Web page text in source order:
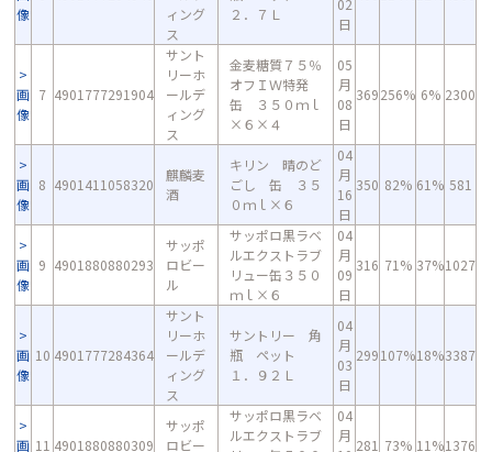
像
ィング
ス
２．７Ｌ
02
日
画
像
7 4901777291904
サント
リーホ
ールデ
ィング
ス
金麦糖質７５％
オフＩＷ特発
缶 ３５０ｍｌ
×６×４
05
月
08
日
369256% 6% 2300
画
像
8 4901411058320
麒麟麦
酒
キリン 晴のど
ごし 缶 ３５
０ｍｌ×６
04
月
16
日
350 82% 61% 581
画
像
9 4901880880293
サッポ
ロビー
ル
サッポロ黒ラベ
ルエクストラブ
リュー缶３５０
ｍｌ×６
04
月
09
日
316 71% 37%1027
画
像
10 4901777284364
サント
リーホ
ールデ
ィング
ス
サントリー 角
瓶 ペット
１．９２Ｌ
04
月
03
日
299107%18%3387
画 11 4901880880309
サッポ
ロビー
サッポロ黒ラベ
ルエクストラブ
04
月
281 73% 11%1376